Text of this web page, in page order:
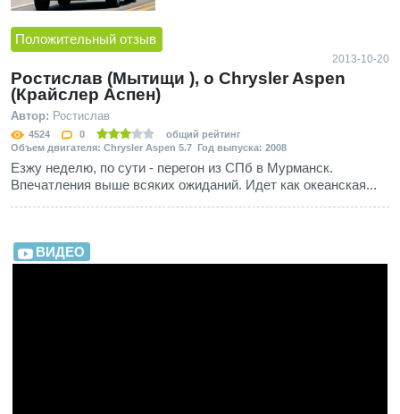
Положительный отзыв
2013-10-20
Ростислав (Мытищи ), о Chrysler Aspen
(Крайслер Аспен)
Автор: Ростислав
4524 0
общий рейтинг
Объем двигателя: Chrysler Aspen 5.7 Год выпуска: 2008
Езжу неделю, по сути - перегон из СПб в Мурманск.
Впечатления выше всяких ожиданий. Идет как океанская...
ВИДЕО